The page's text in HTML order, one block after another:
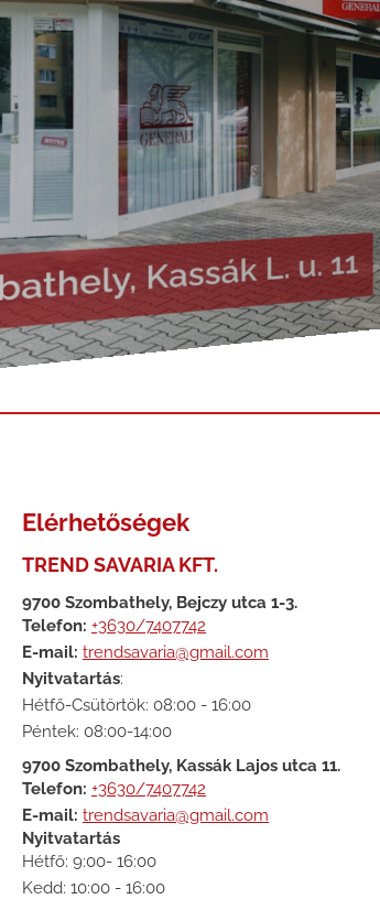
Elérhetőségek
TREND SAVARIA KFT.
9700 Szombathely, Bejczy utca 1-3.
Telefon: +3630/7407742
E-mail: trendsavaria@gmail.com
Nyitvatartás:
Hétfő-Csütörtök: 08:00 - 16:00
Péntek: 08:00-14:00
9700 Szombathely, Kassák Lajos utca 11.
Telefon: +3630/7407742
E-mail: trendsavaria@gmail.com
Nyitvatartás
Hétfő: 9:00- 16:00
Kedd: 10:00 - 16:00